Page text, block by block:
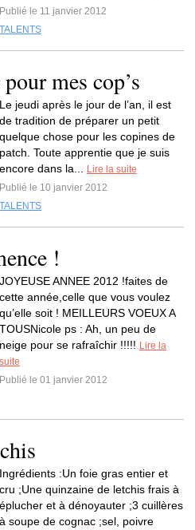
Publié le 11 janvier 2012
TALENTS
mes cop’s
Le jeudi après le jour de l’an, il est
de tradition de préparer un petit
quelque chose pour les copines de
patch. Toute apprentie que je suis
encore dans la...
Lire la suite
Publié le 10 janvier 2012
TALENTS
!
JOYEUSE ANNEE 2012 !faites de
cette année,celle que vous voulez
qu’elle soit ! MEILLEURS VOEUX A
TOUSNicole ps : Ah, un peu de
neige pour se rafraîchir !!!!! Lire la
suite
Publié le 01 janvier 2012
Ingrédients :Un foie gras entier et
cru ;Une quinzaine de letchis frais à
éplucher et à dénoyauter ;3 cuillères
à soupe de cognac ;sel, poivre